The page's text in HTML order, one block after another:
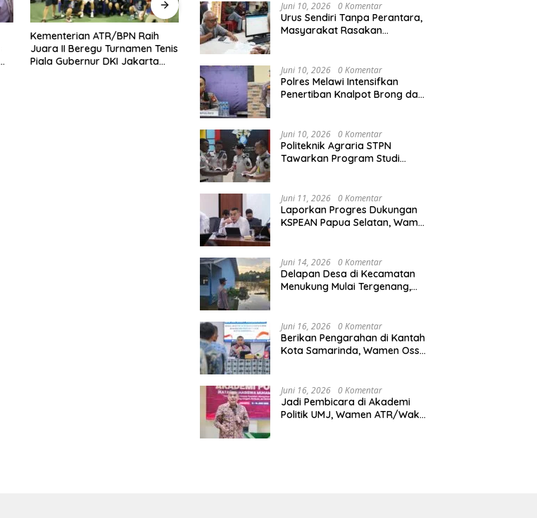
Kementerian ATR/BPN Raih
Juara II Beregu Turnamen Tenis
Piala Gubernur DKI Jakarta
Melawi Naik ke Peringkat 10
Sementara MTQ XXXIV Kalbar
Terbuka
Kapolres Melawi AKBP
Bhabinkamtibmas
Agraria/Pertanahan dan Tata
Ruang
Juni 10, 2026 0 Komentar
Urus Sendiri Tanpa Perantara,
Masyarakat Rasakan
Juni 10, 2026 0 Komentar
Polres Melawi Intensifkan
Penertiban Knalpot Brong dan
Juni 10, 2026 0 Komentar
Politeknik Agraria STPN
Tawarkan Program Studi
Juni 11, 2026 0 Komentar
Laporkan Progres Dukungan
KSPEAN Papua Selatan, Wamen
Nasional
Juni 14, 2026 0 Komentar
Delapan Desa di Kecamatan
Menukung Mulai Tergenang,
Juni 16, 2026 0 Komentar
Berikan Pengarahan di Kantah
Kota Samarinda, Wamen Ossy:
Kalimantan Timur
Juni 16, 2026 0 Komentar
Jadi Pembicara di Akademi
Politik UMJ, Wamen ATR/Waka